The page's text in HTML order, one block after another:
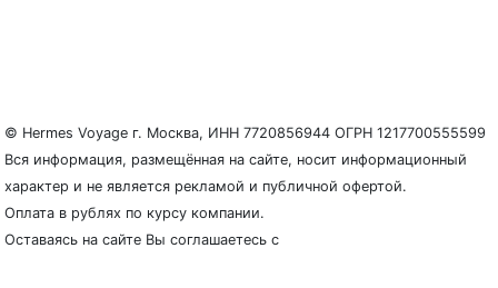
© Hermes Voyage г. Москва, ИНН 7720856944 ОГРН 1217700555599
Вся информация, размещённая на сайте, носит информационный
характер и не является рекламой и публичной офертой.
Оплата в рублях по курсу компании.
Оставаясь на сайте Вы соглашаетесь с